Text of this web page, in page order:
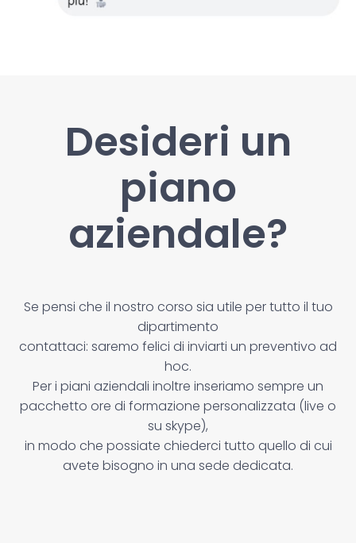
Desideri un
piano
aziendale?
Se pensi che il nostro corso sia utile per tutto il tuo
dipartimento
contattaci: saremo felici di inviarti un preventivo ad
hoc.
Per i piani aziendali inoltre inseriamo sempre un
pacchetto ore di formazione personalizzata (live o
su skype),
in modo che possiate chiederci tutto quello di cui
avete bisogno in una sede dedicata.